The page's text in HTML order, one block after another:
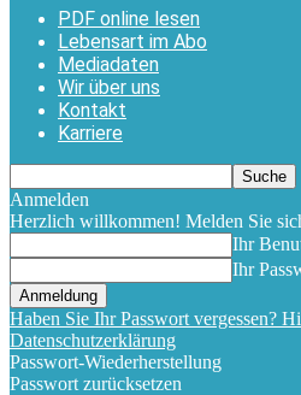
PDF online lesen
Lebensart im Abo
Mediadaten
Wir über uns
Kontakt
Karriere
Anmelden
Herzlich willkommen! Melden Sie
Ihr
Ihr
Haben Sie Ihr Passwort vergessen?
Datenschutzerklärung
Passwort-Wiederherstellung
Passwort zurücksetzen